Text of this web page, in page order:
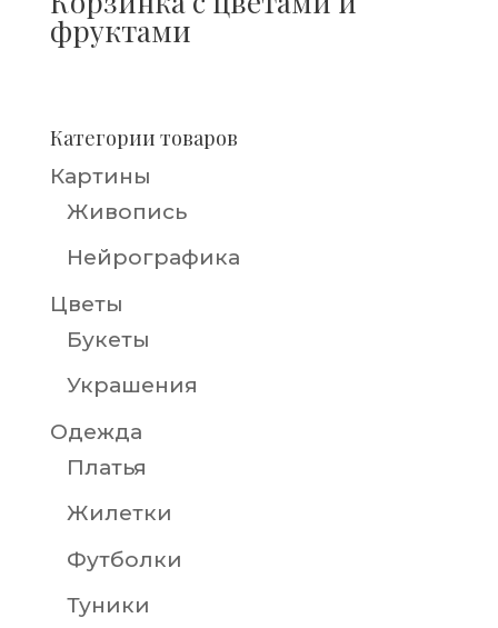
фруктами
Категории товаров
Картины
Живопись
Нейрографика
Цветы
Букеты
Украшения
Одежда
Платья
Жилетки
Футболки
Туники